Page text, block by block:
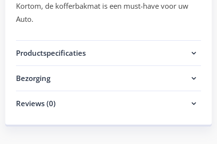
Kortom, de kofferbakmat is een must-have voor uw
Auto.
Productspecificaties
Bezorging
Reviews (0)